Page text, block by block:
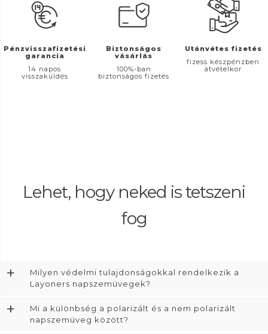
Pénzvisszafizetési
garancia
14 napos
visszaküldés
Biztonságos
vásárlás
100%-ban
biztonságos fizetés
Utánvétes fizetés
fizess készpénzben
átvételkor
Lehet, hogy neked is tetszeni
fog
+
Milyen védelmi tulajdonságokkal rendelkezik a
Layoners napszemüvegek?
+
Mi a különbség a polarizált és a nem polarizált
napszemüveg között?